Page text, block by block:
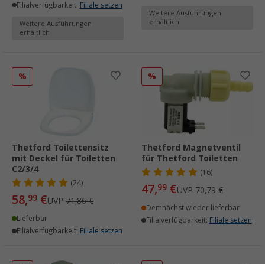
Filialverfügbarkeit: Filiale setzen
Weitere Ausführungen
erhältlich
Weitere Ausführungen
erhältlich
%
Thetford Toilettensitz
mit Deckel für Toiletten
C2/3/4
(24)
58,99 €UVP 71,86 €
Lieferbar
Filialverfügbarkeit: Filiale setzen
%
Thetford Magnetventil
für Thetford Toiletten
(16)
47,99 €UVP 70,79 €
Demnächst wieder lieferbar
Filialverfügbarkeit: Filiale setzen